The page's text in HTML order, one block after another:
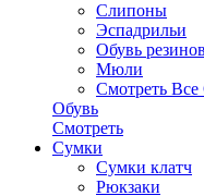
Слипоны
Эспадрильи
Обувь
Мюли
Смотреть Все
Обувь
Смотреть
Сумки
Сумки клатч
Рюкзаки